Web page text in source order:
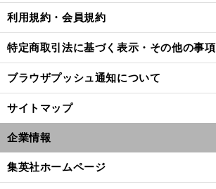
利用規約・会員規約
特定商取引法に基づく表示・その他の事項
ブラウザプッシュ通知について
サイトマップ
企業情報
集英社ホームページ